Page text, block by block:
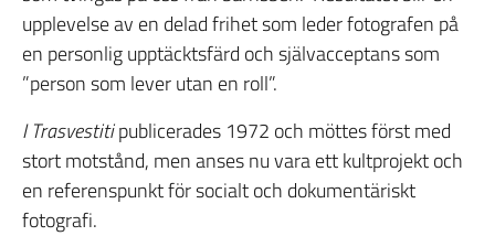
upplevelse av en delad frihet som leder fotografen på
en personlig upptäcktsfärd och självacceptans som
”person som lever utan en roll”.
I Trasvestitipublicerades 1972 och möttes först med
stort motstånd, men anses nu vara ett kultprojekt och
en referenspunkt för socialt och dokumentäriskt
fotografi.